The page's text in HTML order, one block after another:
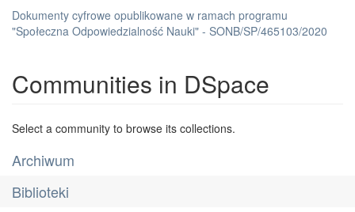
Dokumenty cyfrowe opublikowane w ramach programu
"Społeczna Odpowiedzialność Nauki" - SONB/SP/465103/2020
Communities in DSpace
Select a community to browse its collections.
Archiwum
Biblioteki